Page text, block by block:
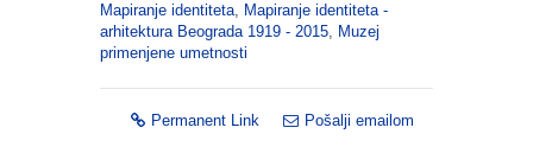
Mapiranje identiteta, Mapiranje identiteta -
arhitektura Beograda 1919 - 2015, Muzej
primenjene umetnosti
Permanent Link Pošalji emailom